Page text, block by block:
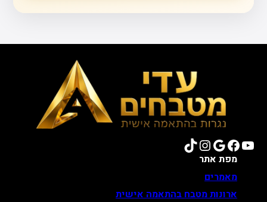
YouTube
Facebook
Google
Instagram
TikTok
מפת אתר
מאמרים
ארונות מטבח בהתאמה אישית